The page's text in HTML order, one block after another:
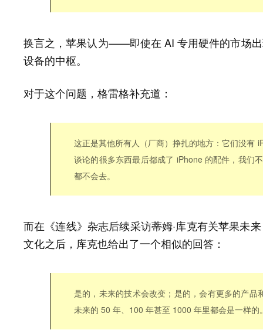
换言之，苹果认为——即使在 AI 专用硬件的市场
设备的中枢。
对于这个问题，格雷格补充道：
这正是其他所有人（厂商）挣扎的地方：它们没有
谈论的很多东西最后都成了 iPhone 的配件，我们
都不会去。
而在《连线》杂志后续采访蒂姆·库克有关苹果未
文化之后，库克也给出了一个相似的回答：
是的，未来的技术会改变；是的，会有更多的产
未来的 50 年、100 年甚至 1000 年里都会是一样的